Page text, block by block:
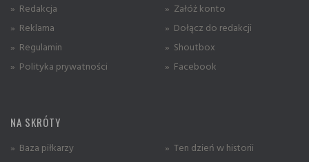
» Redakcja
» Reklama
» Regulamin
» Polityka prywatności
» Załóż konto
» Dołącz do redakcji
» Shoutbox
» Facebook
NA SKRÓTY
» Baza piłkarzy
» Ten dzień w historii